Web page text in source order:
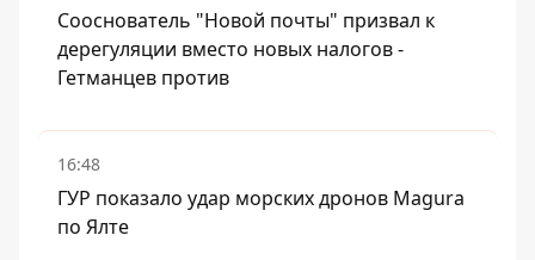
Сооснователь "Новой почты" призвал к
дерегуляции вместо новых налогов -
Гетманцев против
16:48
ГУР показало удар морских дронов Magura
по Ялте